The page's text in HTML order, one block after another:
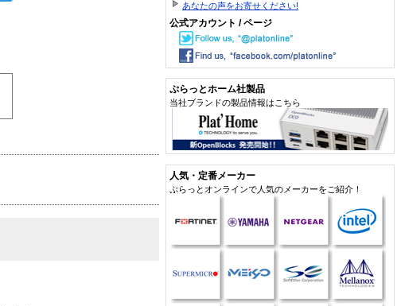
あなたの声をお寄せください!
公式アカウント / ページ
ぷらっとホーム社製品
当社ブランドの製品情報はこちら
人気・定番メーカー
ぷらっとオンラインで人気のメーカーをご紹介！